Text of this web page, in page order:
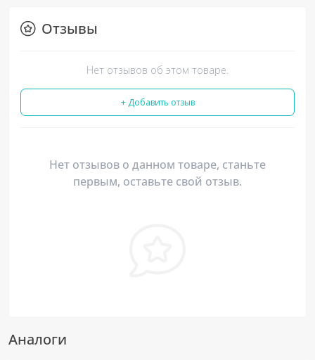
Отзывы
Нет отзывов об этом товаре.
+ Добавить отзыв
Нет отзывов о данном товаре, станьте
первым, оставьте свой отзыв.
Аналоги